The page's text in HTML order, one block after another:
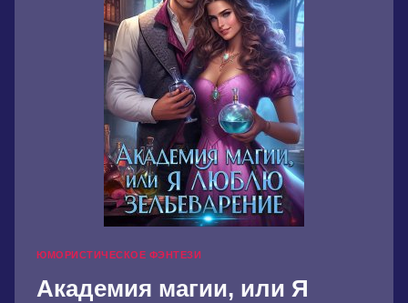
ЮМОРИСТИЧЕСКОЕ ФЭНТЕЗИ
Академия магии, или Я